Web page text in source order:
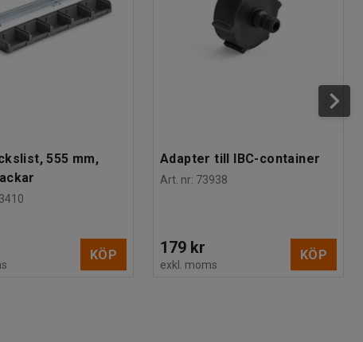
555 mm,
KÖP
Adapter till IBC-container
Art. nr: 73938
179 kr
exkl. moms
KÖP